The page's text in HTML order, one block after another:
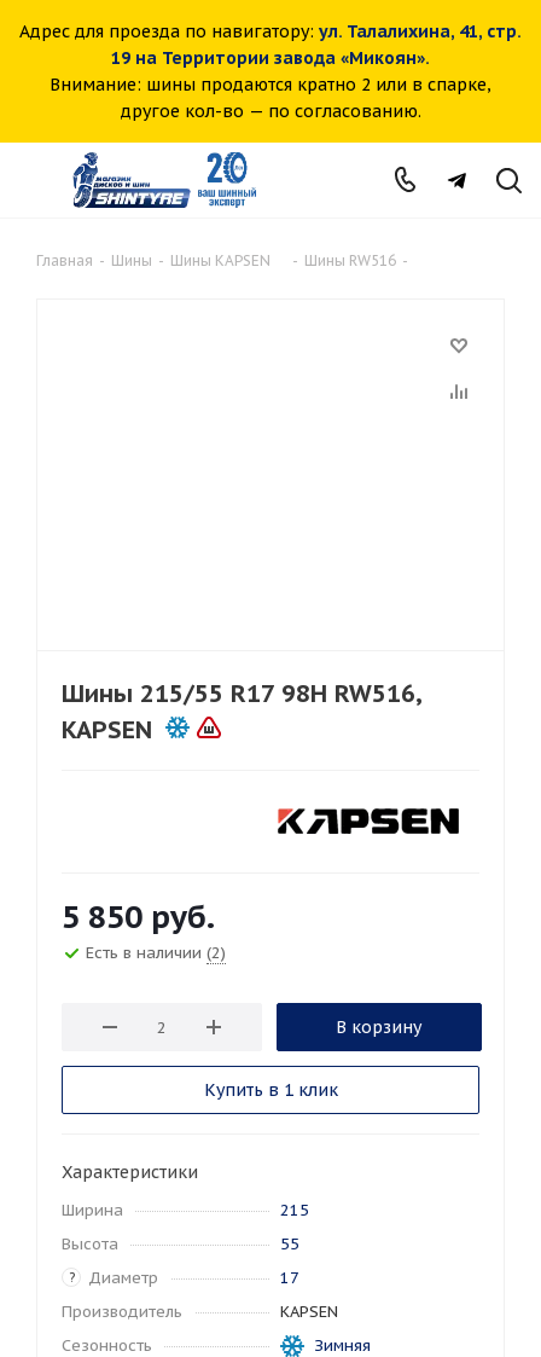
Адрес для проезда по навигатору: ул. Талалихина, 41, стр.
19 на Территории завода «Микоян».
Внимание: шины продаются кратно 2 или в спарке,
другое кол-во — по согласованию.
Главная - Шины - Шины KAPSEN - Шины RW516 -
Шины 215/55 R17 98H RW516,
KAPSEN
5 850 руб.
Есть в наличии (2)
В корзину
Купить в 1 клик
Характеристики
Ширина
215
Высота
55
? Диаметр
17
Производитель
KAPSEN
Сезонность
Зимняя